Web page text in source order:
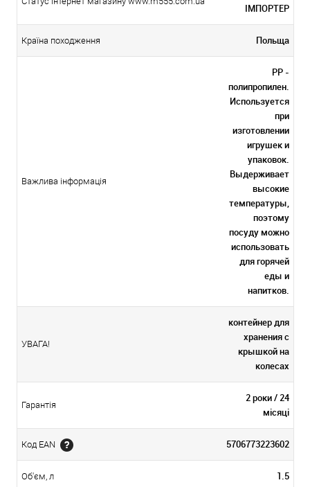
ІМПОРТЕР
Країна походження Польща
Важлива інформація
PP -
полипропилен.
Используется
при
изготовлении
игрушек и
упаковок.
Выдерживает
высокие
температуры,
поэтому
посуду можно
использовать
для горячей
еды и
напитков.
УВАГА!
контейнер для
хранения с
крышкой на
колесах
Гарантія
2 роки / 24
місяці
Код EAN 5706773223602
Об'єм, л 1.5